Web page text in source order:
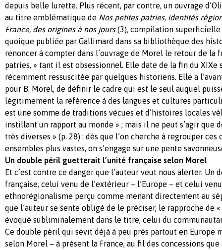
depuis belle lurette. Plus récent, par contre, un ouvrage
au titre emblématique de Nos petites patries, identités
France, des origines à nos jours(3), compilation superficielle
quoique publiée par Gallimard dans sa bibliothèque des
renoncer à compter dans l’ouvrage de Morel le retour de la
patries, » tant il est obsessionnel. Elle date de la fin du XIXe
récemment ressuscitée par quelques historiens. Elle a
pour B. Morel, de définir le cadre qui est le seul auquel
légitimement la référence à des langues et cultures
est une somme de traditions vécues et d’histoires locales
instillant un rapport au monde » ; mais il ne peut s’agir que
très diverses » (p. 28) : dès que l’on cherche à regrouper ces
ensembles plus vastes, on s’engage sur une pente
Un double péril guetterait l’unité française selon Morel
Et c’est contre ce danger que l’auteur veut nous alerter. Un
française, celui venu de l’extérieur – l’Europe – et celui
ethnorégionalisme perçu comme menant directement au
que l’auteur se sente obligé de le préciser, le rapproche de
évoqué subliminalement dans le titre, celui du
Ce double péril qui sévit déjà à peu près partout en Europe
selon Morel – à présent la France, au fil des concessions